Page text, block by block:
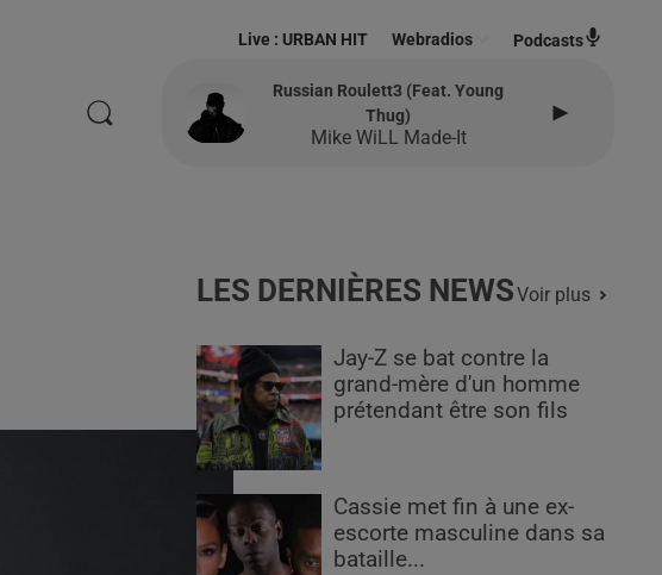
Live : URBAN HIT Webradios Podcasts
Russian Roulett3 (feat. Young
Thug)
Mike WiLL Made-It
LES DERNIÈRES NEWSVoir plus
Jay-Z se bat contre la
grand-mère d'un homme
prétendant être son fils
Cassie met fin à une ex-
escorte masculine dans sa
bataille...